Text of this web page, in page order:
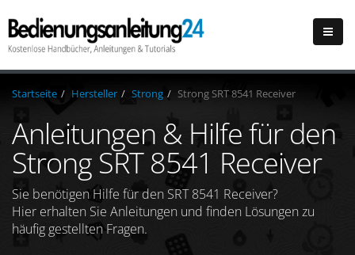
Startseite Hersteller Strong Strong SRT 8541 Receiver
Anleitungen & Hilfe für den
Strong SRT 8541 Receiver
Sie benötigen Hilfe für den SRT 8541 Receiver?
Hier erhalten Sie Anleitungen und finden Lösungen zu
häufig gestellten Fragen.